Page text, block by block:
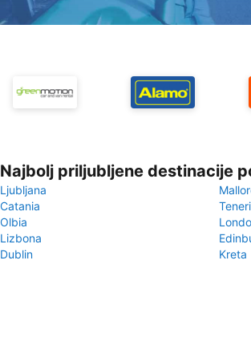
Najbolj priljubljene destinacije
Ljubljana
Catania
Olbia
Lizbona
Dublin
Kreta